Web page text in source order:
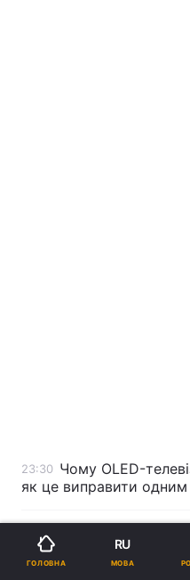
23:30 Чому OLED-
як це виправити
23:21
Економічна
експерт розкрив план
ГОЛОВНА
RU
МОВА